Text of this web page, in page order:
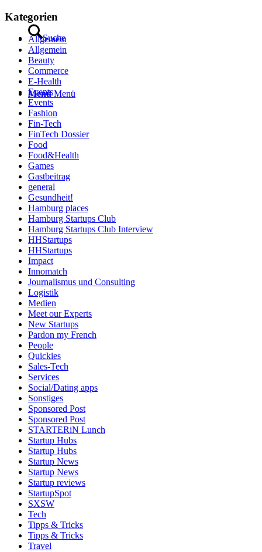
Suche
Menü Menü
Kategorien
Allgemein
Allgemein
Beauty
Commerce
E-Health
Events
Events
Fashion
Fin-Tech
FinTech Dossier
Food
Food&Health
Games
Gastbeitrag
general
Gesundheit!
Hamburg places
Hamburg Startups Club
Hamburg Startups Club Interview
HHStartups
HHStartups
Impact
Innomatch
Journalismus und Consulting
Logistik
Medien
Meet our Experts
New Startups
Pardon my French
People
Quickies
Sales-Tech
Services
Social/Dating apps
Sonstiges
Sponsored Post
Sponsored Post
STARTERiN Lunch
Startup Hubs
Startup Hubs
Startup News
Startup News
Startup reviews
StartupSpot
SXSW
Tech
Tipps & Tricks
Tipps & Tricks
Travel